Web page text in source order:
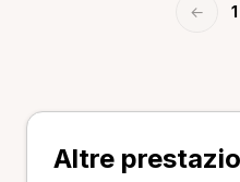
← 1
Altre